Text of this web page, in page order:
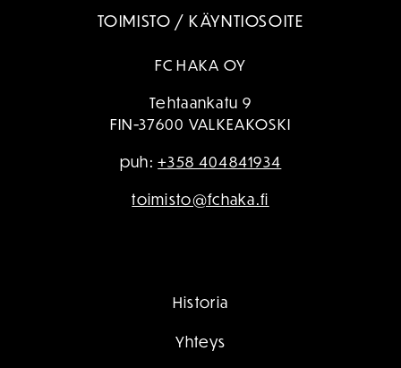
TOIMISTO / KÄYNTIOSOITE
FC HAKA OY
Tehtaankatu 9
FIN-37600 VALKEAKOSKI
puh:+358 404841934
toimisto@fchaka.fi
Historia
Yhteys